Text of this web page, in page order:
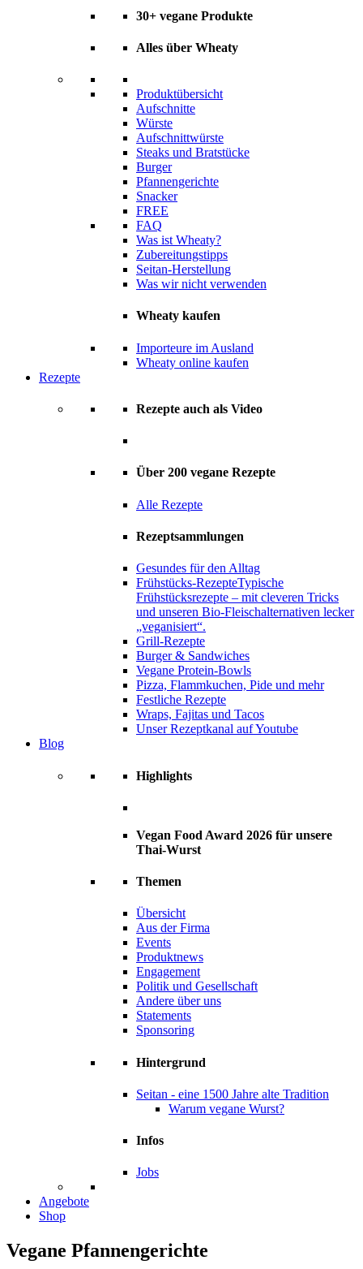
30+ vegane Produkte
Alles über Wheaty
Produktübersicht
Aufschnitte
Würste
Aufschnittwürste
Steaks und Bratstücke
Burger
Pfannengerichte
Snacker
FREE
FAQ
Was ist Wheaty?
Zubereitungstipps
Seitan-Herstellung
Was wir nicht verwenden
Wheaty kaufen
Importeure im Ausland
Wheaty online kaufen
Rezepte
Rezepte auch als Video
Über 200 vegane Rezepte
Alle Rezepte
Rezeptsammlungen
Gesundes für den Alltag
Frühstücks-RezepteTypische
Frühstücksrezepte – mit cleveren Tricks
und unseren Bio-Fleischalternativen lecker
„veganisiert“.
Grill-Rezepte
Burger & Sandwiches
Vegane Protein-Bowls
Pizza, Flammkuchen, Pide und mehr
Festliche Rezepte
Wraps, Fajitas und Tacos
Unser Rezeptkanal auf Youtube
Blog
Highlights
Vegan Food Award 2026 für unsere
Thai-Wurst
Themen
Übersicht
Aus der Firma
Events
Produktnews
Engagement
Politik und Gesellschaft
Andere über uns
Statements
Sponsoring
Hintergrund
Seitan - eine 1500 Jahre alte Tradition
Warum vegane Wurst?
Infos
Jobs
Angebote
Shop
Vegane Pfannengerichte